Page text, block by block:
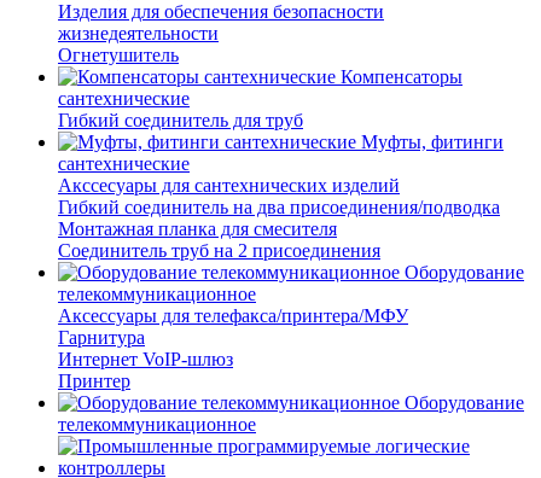
Изделия для обеспечения безопасности
жизнедеятельности
Огнетушитель
Компенсаторы
сантехнические
Гибкий соединитель для труб
Муфты, фитинги
сантехнические
Акссесуары для сантехнических изделий
Гибкий соединитель на два присоединения/подводка
Монтажная планка для смесителя
Соединитель труб на 2 присоединения
Оборудование
телекоммуникационное
Аксессуары для телефакса/принтера/МФУ
Гарнитура
Интернет VoIP-шлюз
Принтер
Оборудование
телекоммуникационное